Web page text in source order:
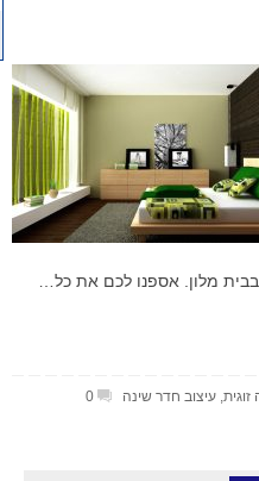
מלון. אספנו לכם את כל…
,עיצוב חדר שינה 0